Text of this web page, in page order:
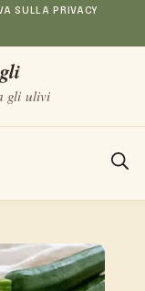
SULLA PRIVACY
gli ulivi